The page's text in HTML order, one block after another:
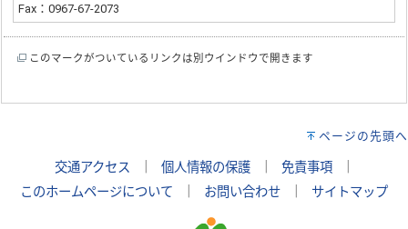
Fax：0967-67-2073
このマークがついているリンクは別ウインドウで開きます
ページの先頭へ
交通アクセス 個人情報の保護 免責事項
このホームページについて
お問い合わせ サイトマップ